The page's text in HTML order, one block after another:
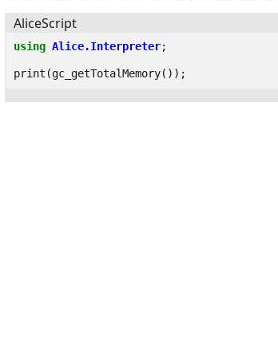
AliceScript
using Alice.Interpreter;
print (gc_getTotalMemory());